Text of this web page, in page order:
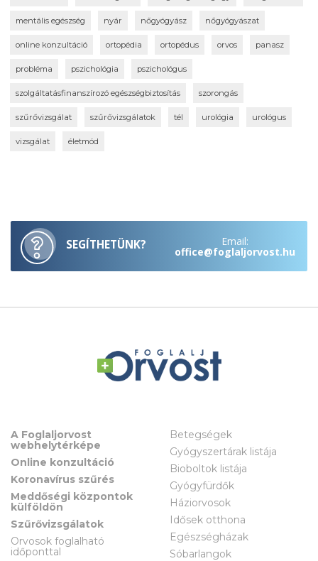
mentális egészség nyár nőgyógyász nőgyógyászat
online konzultáció ortopédia ortopédus orvos panasz
probléma pszichológia pszichológus
szolgáltatásfinanszírozó egészségbiztosítás szorongás
szűrővizsgálat szűrővizsgálatok tél urológia urológus
vizsgálat életmód
SEGÍTHETÜNK? Email:
office@foglaljorvost.hu
A Foglaljorvost
webhelytérképe
Online konzultáció
Koronavírus szűrés
Meddőségi központok
külföldön
Szűrővizsgálatok
Orvosok foglalható
időponttal
Betegségek
Gyógyszertárak listája
Bioboltok listája
Gyógyfürdők
Háziorvosok
Idősek otthona
Egészségházak
Sóbarlangok